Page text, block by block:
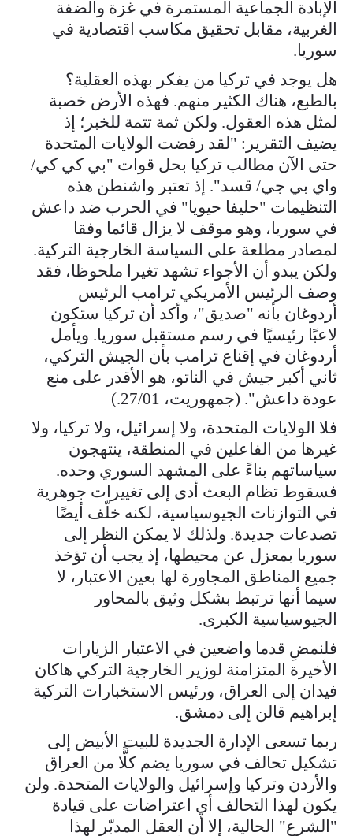
الإبادة الجماعية المستمرة في غزة والضفة
الغربية، مقابل تحقيق مكاسب اقتصادية في
سوريا.
هل يوجد في تركيا من يفكر بهذه العقلية؟
بالطبع، هناك الكثير منهم. فهذه الأرض خصبة
لمثل هذه العقول. ولكن ثمة تتمة للخبر؛ إذ
يضيف التقرير: "لقد رفضت الولايات المتحدة
حتى الآن مطالب تركيا بحل قوات "بي كي كي/
واي بي جي/ قسد". إذ تعتبر واشنطن هذه
التنظيمات "حليفا حيويا" في الحرب ضد داعش
في سوريا، وهو موقف لا يزال قائما وفقا
لمصادر مطلعة على السياسة الخارجية التركية.
ولكن يبدو أن الأجواء تشهد تغيرا ملحوظا، فقد
وصف الرئيس الأمريكي ترامب الرئيس
أردوغان بأنه "صديق"، وأكد أن تركيا ستكون
لاعبًا رئيسيًا في رسم مستقبل سوريا. ويأمل
أردوغان في إقناع ترامب بأن الجيش التركي،
ثاني أكبر جيش في الناتو، هو الأقدر على منع
عودة داعش". (جمهوريت، 27/01.)
فلا الولايات المتحدة، ولا إسرائيل، ولا تركيا، ولا
غيرها من الفاعلين في المنطقة، ينتهجون
سياساتهم بناءً على المشهد السوري وحده.
فسقوط تظام البعث أدى إلى تغييرات جوهرية
في التوازنات الجيوسياسية، لكنه خلّف أيضًا
تصدعات جديدة. ولذلك لا يمكن النظر إلى
سوريا بمعزل عن محيطها، إذ يجب أن تؤخذ
جميع المناطق المجاورة لها بعين الاعتبار، لا
سيما أنها ترتبط بشكل وثيق بالمحاور
الجيوسياسية الكبرى.
فلنمضِ قدما واضعين في الاعتبار الزيارات
الأخيرة المتزامنة لوزير الخارجية التركي هاكان
فيدان إلى العراق، ورئيس الاستخبارات التركية
إبراهيم قالن إلى دمشق.
ربما تسعى الإدارة الجديدة للبيت الأبيض إلى
تشكيل تحالف في سوريا يضم كلًّا من العراق
والأردن وتركيا وإسرائيل والولايات المتحدة. ولن
يكون لهذا التحالف أي اعتراضات على قيادة
"الشرع" الحالية، إلا أن العقل المدبّر لهذا